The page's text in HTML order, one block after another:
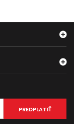
PREDPLATIŤ